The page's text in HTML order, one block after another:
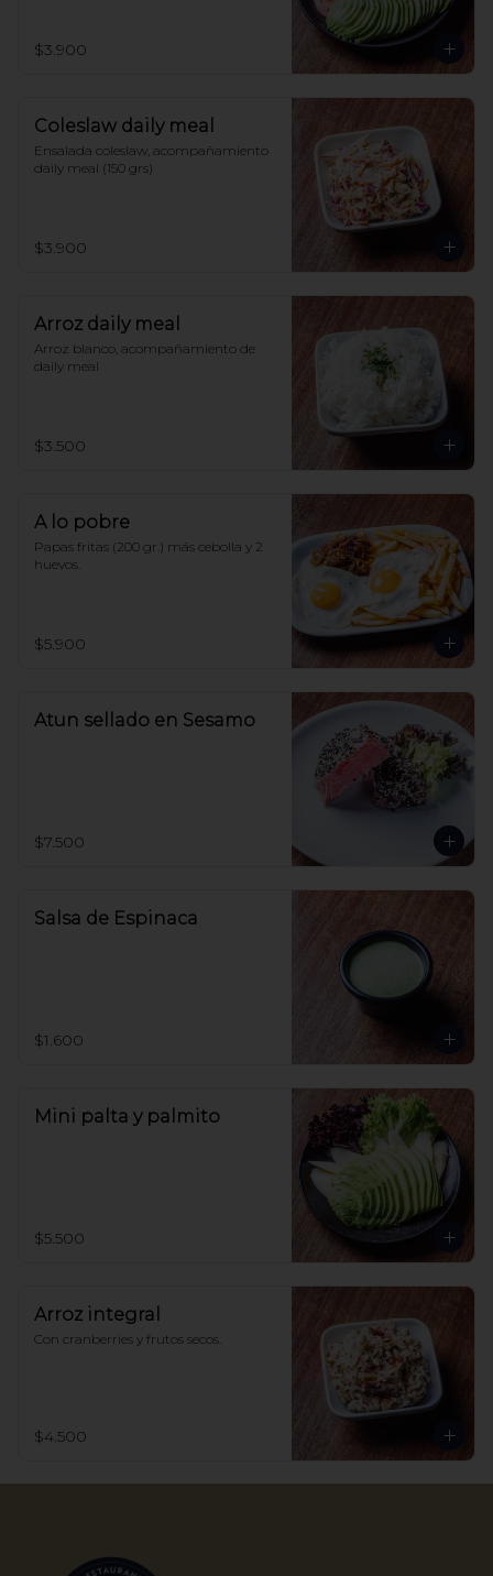
$3.900
Coleslaw daily meal
Ensalada coleslaw, acompañamiento
daily meal (150 grs)
$3.900
Arroz daily meal
Arroz blanco, acompañamiento de
daily meal
$3.500
A lo pobre
Papas fritas (200 gr.) más cebolla y 2
huevos.
$5.900
Atun sellado en Sesamo
$7.500
Salsa de Espinaca
$1.600
Mini palta y palmito
$5.500
Arroz integral
Con cranberries y frutos secos.
$4.500